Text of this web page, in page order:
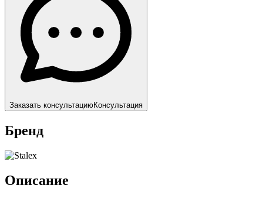
Заказать консультациюКонсультация
Бренд
Описание